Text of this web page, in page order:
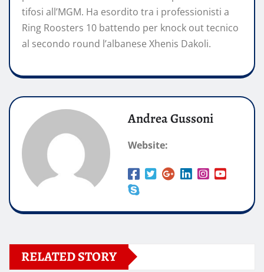
tifosi all’MGM. Ha esordito tra i professionisti a
Ring Roosters 10 battendo per knock out tecnico
al secondo round l’albanese Xhenis Dakoli.
Andrea Gussoni
Website:
RELATED STORY